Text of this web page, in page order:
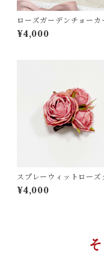
ローズガーデンチョーカ
¥4,000
スプレーウィットローズ
ップ＆コサージュ
¥4,000